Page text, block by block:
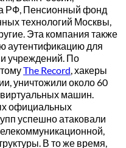
РФ, Пенсионный фонд
технологий Москвы,
Эта компания также
аутентификацию для
учреждений. По
The Record, хакеры
уничтожили около 60
машин.
официальных
успешно атаковали
В то же время,